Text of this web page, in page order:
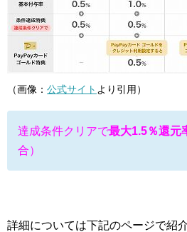
（画像： 公式サイト より引用）
達成条件クリアで最大1.5％還元
合）
詳細については下記のページで紹